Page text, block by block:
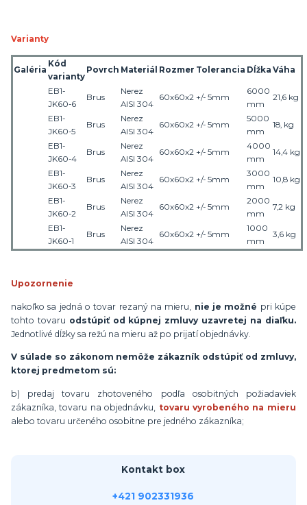
Varianty
Galéria
Kód
varianty
Povrch Materiál Rozmer Tolerancia Dĺžka Váha
EB1-
JK60-6
Brus
Nerez
AISI 304
60x60x2 +/- 5mm
6000
mm
21,6 kg
EB1-
JK60-5
Brus
Nerez
AISI 304
60x60x2 +/- 5mm
5000
mm
18, kg
EB1-
JK60-4
Brus
Nerez
AISI 304
60x60x2 +/- 5mm
4000
mm
14,4 kg
EB1-
JK60-3
Brus
Nerez
AISI 304
60x60x2 +/- 5mm
3000
mm
10,8 kg
EB1-
JK60-2
Brus
Nerez
AISI 304
60x60x2 +/- 5mm
2000
mm
7,2 kg
EB1-
JK60-1
Brus
Nerez
AISI 304
60x60x2 +/- 5mm
1000
mm
3,6 kg
Upozornenie
nakoľko sa jedná o tovar rezaný na mieru, nie je možné pri kúpe
tohto tovaru odstúpiť od kúpnej zmluvy uzavretej na diaľku.
Jednotlivé dĺžky sa režú na mieru až po prijatí objednávky.
V súlade so zákonom nemôže zákazník odstúpiť od zmluvy,
ktorej predmetom sú:
b) predaj tovaru zhotoveného podľa osobitných požiadaviek
zákazníka, tovaru na objednávku, tovaru vyrobeného na mieru
alebo tovaru určeného osobitne pre jedného zákazníka;
Kontakt box
+421 902331936